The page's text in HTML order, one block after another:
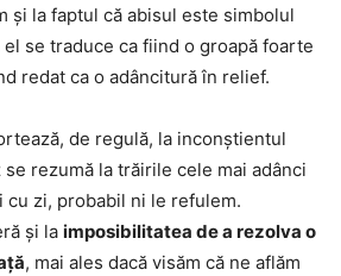
și la faptul că abisul este simbolul
se traduce ca fiind o groapă foarte
redat ca o adâncitură în relief.
de regulă, la inconștientul
rezumă la trăirile cele mai adânci
cu zi, probabil ni le refulem.
și la imposibilitatea de a rezolva o
, mai ales dacă visăm că ne aflăm